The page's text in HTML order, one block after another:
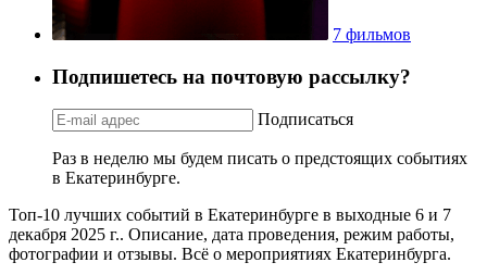
7 фильмов
Подпишетесь на почтовую рассылку?
Подписаться
Раз в неделю мы будем писать о предстоящих событиях
в Екатеринбурге.
Топ-10 лучших событий в Екатеринбурге в выходные 6 и 7
декабря 2025 г.. Описание, дата проведения, режим работы,
фотографии и отзывы. Всё о мероприятиях Екатеринбурга.